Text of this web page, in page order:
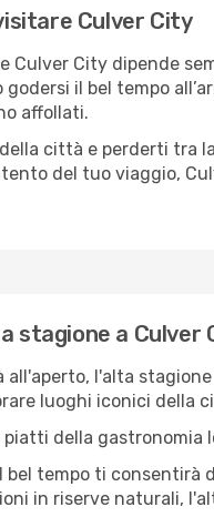
Culver City
Culver City dipende
il bel tempo
affollati.
città e perderti tra
del tuo viaggio,
stagione a Culver
all'aperto, l'alta
luoghi iconici della
piatti della
tempo ti consentirà
in riserve naturali,